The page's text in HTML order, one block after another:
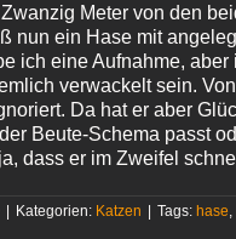
Meter von den
nun ein Hase mit
ich eine Aufnahme, aber
verwackelt sein.
Da hat er aber
Beute-Schema passt
dass er im Zweifel
| Kategorien: Katzen | Tags: hase